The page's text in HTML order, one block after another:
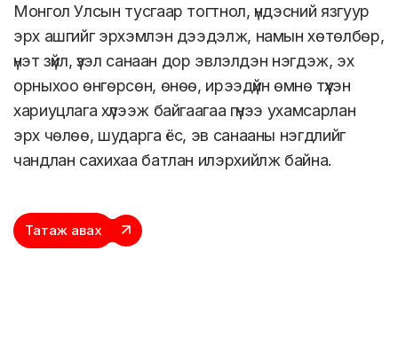
Монгол Улсын тусгаар тогтнол, үндэсний язгуур
эрх ашгийг эрхэмлэн дээдэлж, намын хөтөлбөр,
үнэт зүйл, үзэл санаан дор эвлэлдэн нэгдэж, эх
орныхоо өнгөрсөн, өнөө, ирээдүйн өмнө түүхэн
хариуцлага хүлээж байгаагаа гүнээ ухамсарлан
эрх чөлөө, шударга ёс, эв санааны нэгдлийг
чандлан сахихаа батлан илэрхийлж байна.
Татаж авах